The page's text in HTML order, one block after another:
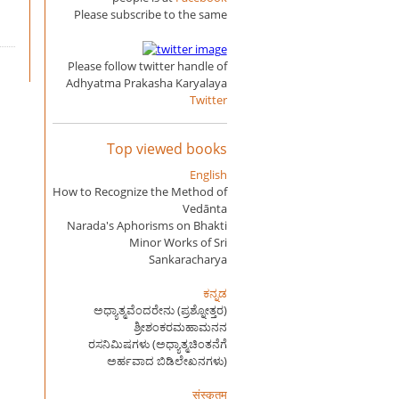
Please subscribe to the same
Please follow twitter handle of
Adhyatma Prakasha Karyalaya
Twitter
Top viewed books
English
How to Recognize the Method of
Vedānta
Narada's Aphorisms on Bhakti
Minor Works of Sri
Sankaracharya
ಕನ್ನಡ
ಅಧ್ಯಾತ್ಮವೆಂದರೇನು (ಪ್ರಶ್ನೋತ್ತರ)
ಶ್ರೀಶಂಕರಮಹಾಮನನ
ರಸನಿಮಿಷಗಳು (ಅಧ್ಯಾತ್ಮಚಿಂತನೆಗೆ
ಅರ್ಹವಾದ ಬಿಡಿಲೇಖನಗಳು)
संस्कृतम्